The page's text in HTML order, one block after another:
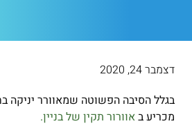
דצמבר 24, 2020
בגלל הסיבה הפשוטה שמאוורר
מכריע באוורור תקין של בניין.